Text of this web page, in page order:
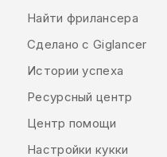
Найти фрилансера
Сделано с Giglancer
Истории успеха
Ресурсный центр
Центр помощи
Настройки кукки